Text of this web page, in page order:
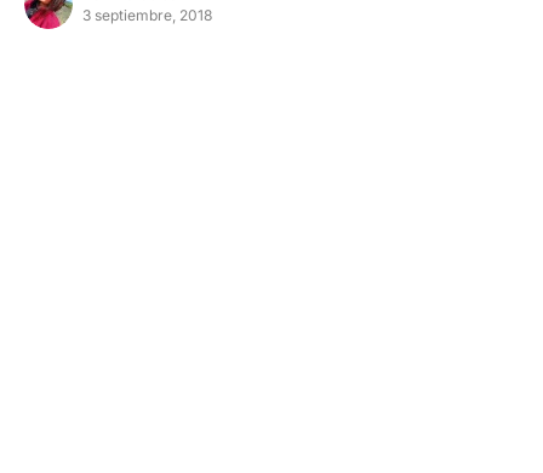
3 septiembre, 2018